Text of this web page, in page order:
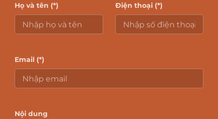
Họ và tên (*) Điện thoại (*)
Email (*)
Nội dung